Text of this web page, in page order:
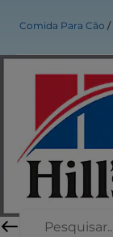
Comida Para Cão